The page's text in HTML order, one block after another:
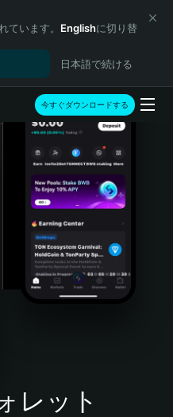
ています。 Englishに切り替
日本語で続ける
今すぐダウンロードする
レット